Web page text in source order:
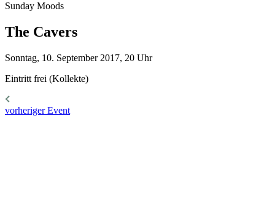
Sunday Moods
The Cavers
Sonntag, 10. September 2017, 20 Uhr
Eintritt frei (Kollekte)
vorheriger Event